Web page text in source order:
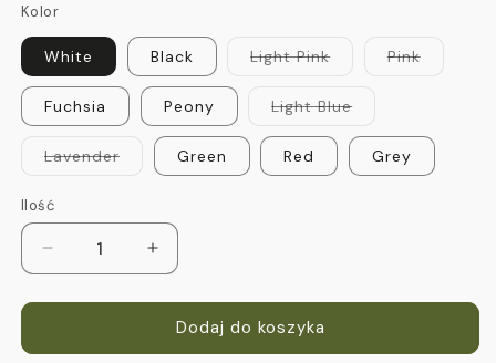
Kolor
White Black Light PinkWariant
niedostępny
PinkWariant
Fuchsia Peony Light BlueWariant
lub
niedostępny
LavenderWariant
wyprzedany
Green Red Grey
Ilość
Zmniejsz
ilość
dla
Flower
Zwiększ
ilość
dla
Pudełko
Flower
Dodaj do koszyka